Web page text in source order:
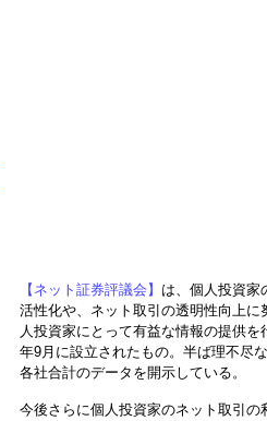
【ネット証券評議会】 は、個人投資家
活性化や、ネット取引の透明性向上
人投資家にとって有益な情報の提供
年9月に設立されたもの。半ば理不尽
各社合計のデータを開示している。
今後さらに個人投資家のネット取引